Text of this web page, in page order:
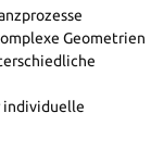
Geometrien
individuelle